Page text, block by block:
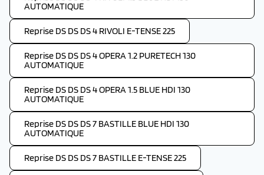
AUTOMATIQUE
Reprise DS DS DS 4 RIVOLI E-TENSE 225
Reprise DS DS DS 4 OPERA 1.2 PURETECH 130
AUTOMATIQUE
Reprise DS DS DS 4 OPERA 1.5 BLUE HDI 130
AUTOMATIQUE
Reprise DS DS DS 7 BASTILLE BLUE HDI 130
AUTOMATIQUE
Reprise DS DS DS 7 BASTILLE E-TENSE 225